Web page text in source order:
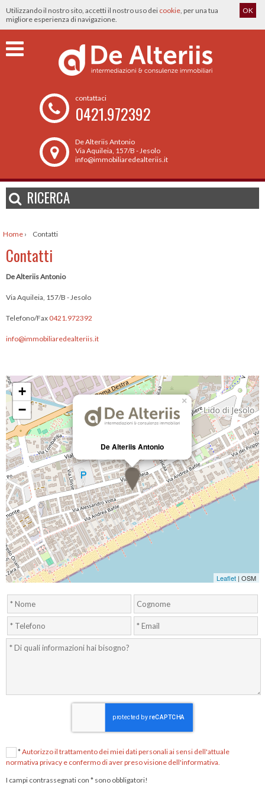
Utilizzando il nostro sito, accetti il nostro uso dei cookie, per una tua
migliore esperienza di navigazione.
OK
contattaci
0421.972392
De Alteriis Antonio
Via Aquileia, 157/B - Jesolo
info@immobiliaredealteriis.it
RICERCA
Home › Contatti
Contatti
De Alteriis Antonio
Via Aquileia, 157/B - Jesolo
Telefono/Fax 0421.972392
info@immobiliaredealteriis.it
De Alteriis Antonio
×
+
−
Leaflet | OSM
*Autorizzo il trattamento dei miei dati personali ai sensi dell'attuale
normativa privacy e confermo di aver preso visione dell'informativa.
I campi contrassegnati con * sono obbligatori!